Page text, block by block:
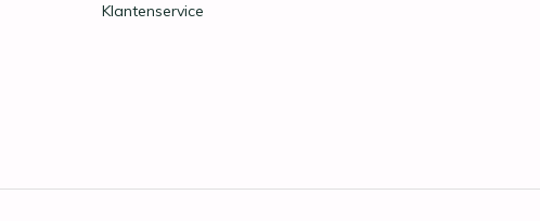
Klantenservice